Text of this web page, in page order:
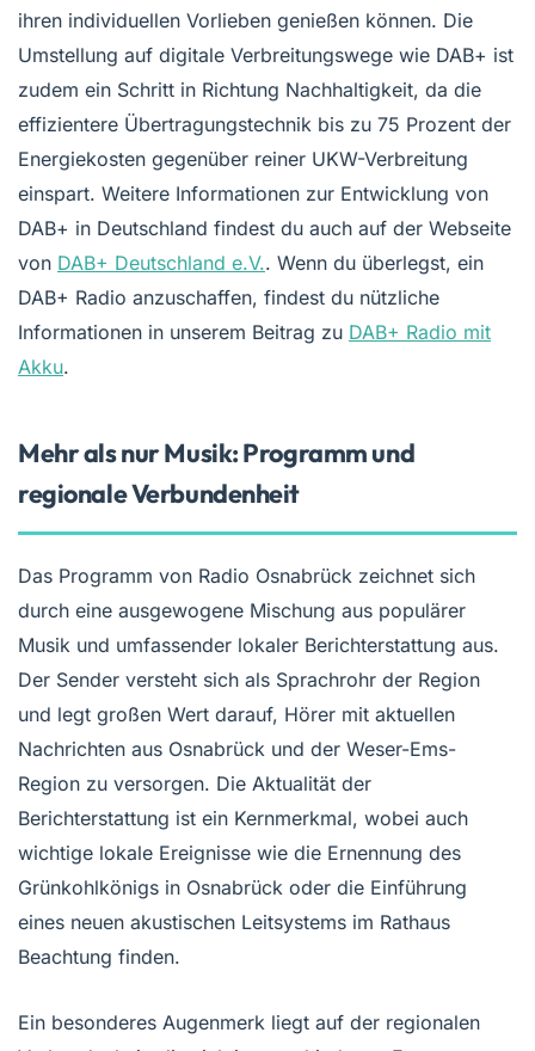
ihren individuellen Vorlieben genießen können. Die
Umstellung auf digitale Verbreitungswege wie DAB+ ist
zudem ein Schritt in Richtung Nachhaltigkeit, da die
effizientere Übertragungstechnik bis zu 75 Prozent der
Energiekosten gegenüber reiner UKW-Verbreitung
einspart. Weitere Informationen zur Entwicklung von
DAB+ in Deutschland findest du auch auf der Webseite
von DAB+ Deutschland e.V.. Wenn du überlegst, ein
DAB+ Radio anzuschaffen, findest du nützliche
Informationen in unserem Beitrag zu DAB+ Radio mit
Akku.
Mehr als nur Musik: Programm und
regionale Verbundenheit
Das Programm von Radio Osnabrück zeichnet sich
durch eine ausgewogene Mischung aus populärer
Musik und umfassender lokaler Berichterstattung aus.
Der Sender versteht sich als Sprachrohr der Region
und legt großen Wert darauf, Hörer mit aktuellen
Nachrichten aus Osnabrück und der Weser-Ems-
Region zu versorgen. Die Aktualität der
Berichterstattung ist ein Kernmerkmal, wobei auch
wichtige lokale Ereignisse wie die Ernennung des
Grünkohlkönigs in Osnabrück oder die Einführung
eines neuen akustischen Leitsystems im Rathaus
Beachtung finden.
Ein besonderes Augenmerk liegt auf der regionalen